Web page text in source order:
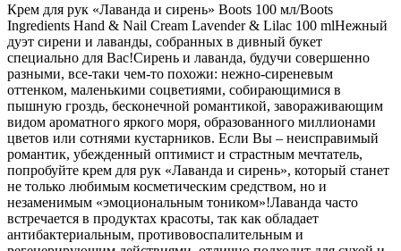
Крем для рук «Лаванда и сирень» Boots 100 мл/Boots
Ingredients Hand & Nail Cream Lavender & Lilac 100 mlНежный
дуэт сирени и лаванды, собранных в дивный букет
специально для Вас!Сирень и лаванда, будучи совершенно
разными, все-таки чем-то похожи: нежно-сиреневым
оттенком, маленькими соцветиями, собирающимися в
пышную гроздь, бесконечной романтикой, завораживающим
видом ароматного яркого моря, образованного миллионами
цветов или сотнями кустарников. Если Вы – неисправимый
романтик, убежденный оптимист и страстным мечтатель,
попробуйте крем для рук «Лаванда и сирень», который станет
не только любимым косметическим средством, но и
незаменимым «эмоциональным тоником»!Лаванда часто
встречается в продуктах красоты, так как обладает
антибактериальным, противовоспалительным и